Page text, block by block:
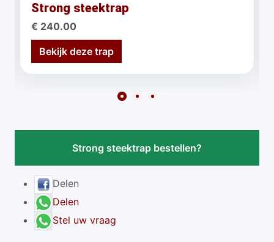
Strong steektrap
€ 240.00
Bekijk deze trap
Strong steektrap bestellen?
Delen
Delen
Stel uw vraag